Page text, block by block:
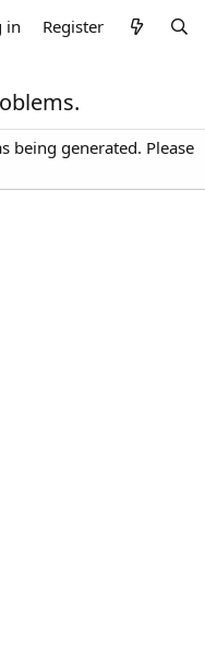
in Register
being generated. Please